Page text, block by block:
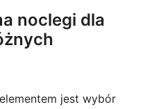
noclegi dla
jest wybór